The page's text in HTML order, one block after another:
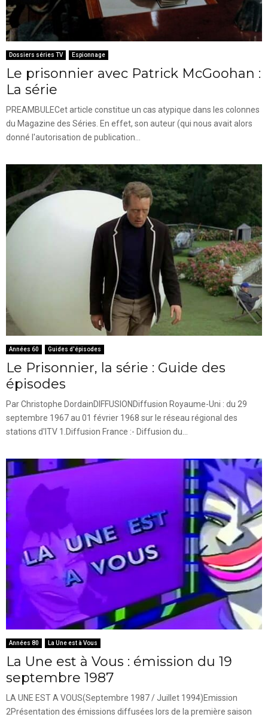
Dossiers séries TV Espionnage
Le prisonnier avec Patrick McGoohan :
La série
PREAMBULECet article constitue un cas atypique dans les colonnes
du Magazine des Séries. En effet, son auteur (qui nous avait alors
donné l'autorisation de publication...
Années 60 Guides d'épisodes
Le Prisonnier, la série : Guide des
épisodes
Par Christophe DordainDIFFUSIONDiffusion Royaume-Uni : du 29
septembre 1967 au 01 février 1968 sur le réseau régional des
stations d'ITV 1.Diffusion France :- Diffusion du...
Années 80 La Une est à Vous
La Une est à Vous : émission du 19
septembre 1987
LA UNE EST A VOUS(Septembre 1987 / Juillet 1994)Emission
2Présentation des émissions diffusées lors de la première saison